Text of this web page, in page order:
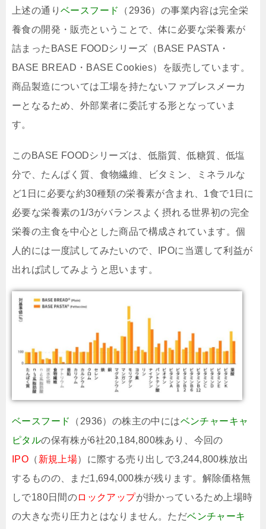
上述の通り ベースフード
（2936）の事業内容は完全栄
養食の開発・販売ということで、体に必要な栄養素が
詰まったBASE FOODシリーズ（BASE PASTA・
BASE BREAD・BASE Cookies）を販売しています。
商品製造については工場を持たないファブレスメーカ
ーとなるため、外部業者に委託する形となっていま
す。
このBASE FOODシリーズは、低脂質、低糖質、低塩
分で、たんぱく質、食物繊維、ビタミン、ミネラルな
ど1日に必要な約30種類の栄養素が含まれ、1食で1日に
必要な栄養素の1/3がバランスよく摂れる世界初の完全
栄養の主食を中心とした商品で構成されています。個
人的には一度試してみたいので、IPOに当選して利益が
出れば試してみようと思います。
ベースフード （2936）の株主の中にはベンチャーキャ
ピタルの保有株が6社20,184,800株あり、今回の
IPO （ 新規上場）に際する売り出しで3,244,800株放出
するものの、まだ1,694,000株が残ります。解除価格無
しで180日間のロックアップが掛かっているため上場時
の大きな売り圧力とはなりません。ただベンチャーキ